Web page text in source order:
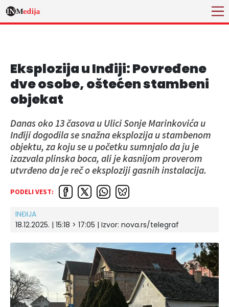
Eksplozija u Inđiji: Povređene
dve osobe, oštećen stambeni
objekat
Danas oko 13 časova u Ulici Sonje Marinkovića u
Inđiji dogodila se snažna eksplozija u stambenom
objektu, za koju se u početku sumnjalo da ju je
izazvala plinska boca, ali je kasnijom proverom
utvrđeno da je reč o eksploziji gasnih instalacija.
PODELI VEST:
INĐIJA
18.12.2025. | 15:18 > 17:05 | Izvor: nova.rs/telegraf